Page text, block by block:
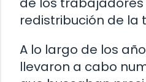
redistribución de la
A lo largo de los
llevaron a cabo